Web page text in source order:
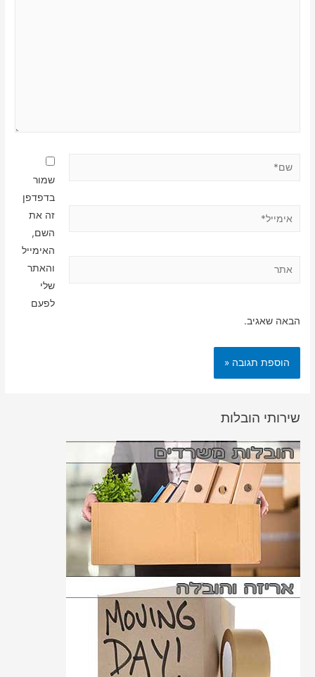
שמור
בדפדפן
זה את
השם,
האימייל
והאתר
שלי
לפעם
הבאה שאגיב.
שירותי הובלות